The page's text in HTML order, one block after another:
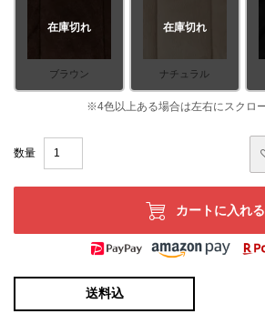
ブラウン
在庫切れ
ナチュラル
在庫切れ
カートに入れる
送料込